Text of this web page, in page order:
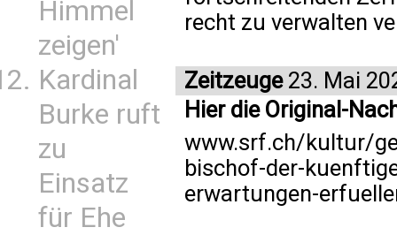
Himmel
zeigen'
Kardinal
Burke ruft
zu
Einsatz
für Ehe
recht zu verwalten
Zeitzeuge23. Mai
Hier die Original-
www.srf.ch/kultur/
bischof-der-
erwartungen-